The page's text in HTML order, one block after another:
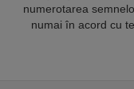
numerotarea
numai în acord cu